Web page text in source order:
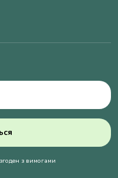
згоден з вимогами